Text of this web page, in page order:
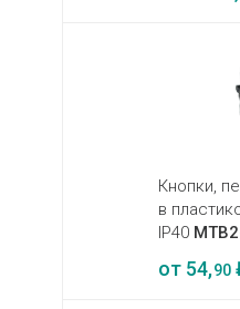
Кнопки,
в
IP40
от 54,90